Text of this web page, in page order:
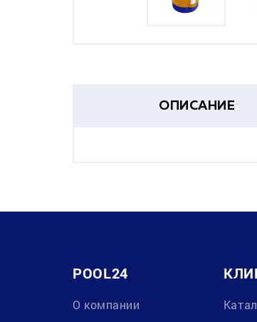
ОПИСАНИЕ
POOL24
О компании